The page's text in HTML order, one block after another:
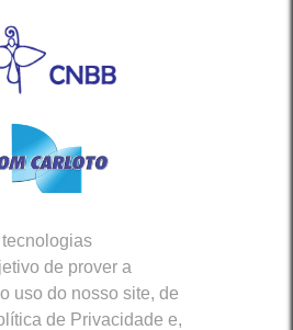
de prover a
uso do nosso site, de
de Privacidade e,
nossas Redes Sociais